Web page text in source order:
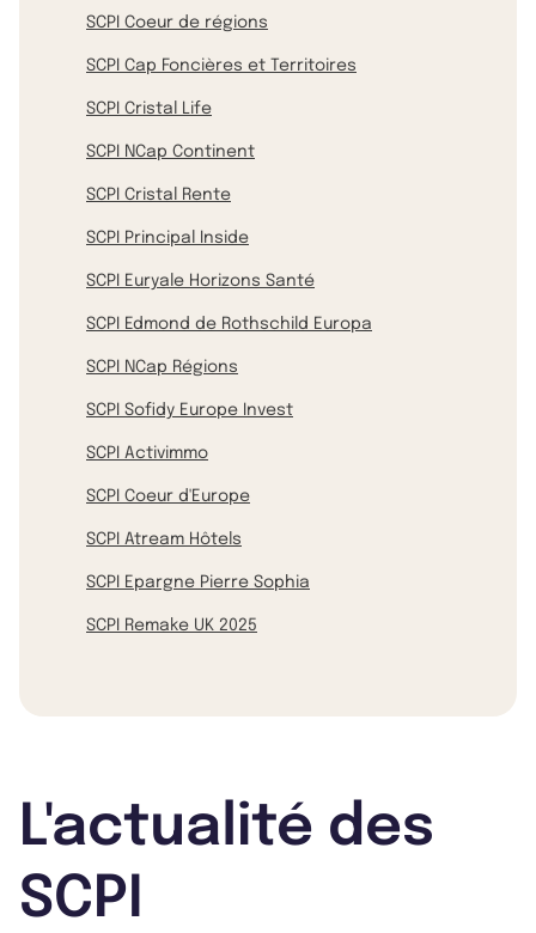
SCPI Coeur de régions
SCPI Cap Foncières et Territoires
SCPI Cristal Life
SCPI NCap Continent
SCPI Cristal Rente
SCPI Principal Inside
SCPI Euryale Horizons Santé
SCPI Edmond de Rothschild Europa
SCPI NCap Régions
SCPI Sofidy Europe Invest
SCPI Activimmo
SCPI Coeur d'Europe
SCPI Atream Hôtels
SCPI Epargne Pierre Sophia
SCPI Remake UK 2025
L'actualité des
SCPI